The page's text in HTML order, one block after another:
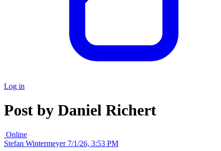
Log in
Post by Daniel Richert
Online
Stefan Wintermeyer 7/1/26, 3:53 PM